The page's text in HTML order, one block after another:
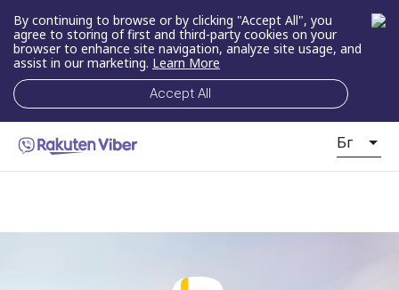
By continuing to browse or by clicking "Accept All", you
agree to storing of first and third-party cookies on your
browser to enhance site navigation, analyze site usage, and
assist in our marketing. Learn More
Accept All
Бг